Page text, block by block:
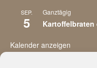
SEP.
5
Ganztägig
Kalender anzeigen